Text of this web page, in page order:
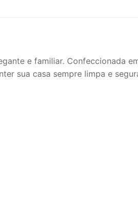
e familiar. Confeccionada
sua casa sempre limpa e